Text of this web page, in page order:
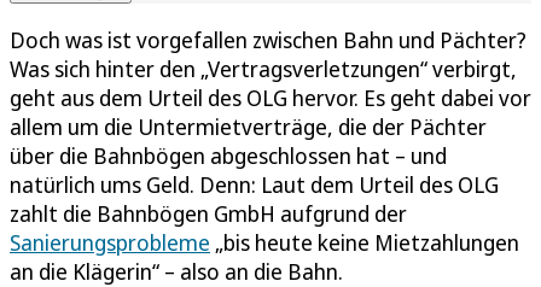
Doch was ist vorgefallen zwischen Bahn und Pächter?
Was sich hinter den „Vertragsverletzungen“ verbirgt,
geht aus dem Urteil des OLG hervor. Es geht dabei vor
allem um die Untermietverträge, die der Pächter
über die Bahnbögen abgeschlossen hat – und
natürlich ums Geld. Denn: Laut dem Urteil des OLG
zahlt die Bahnbögen GmbH aufgrund der
Sanierungsprobleme „bis heute keine Mietzahlungen
an die Klägerin“ – also an die Bahn.